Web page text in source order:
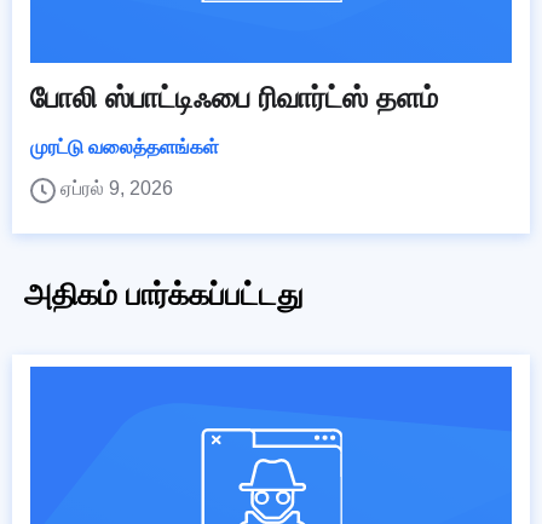
போலி ஸ்பாட்டிஃபை ரிவார்ட்ஸ் தளம்
முரட்டு வலைத்தளங்கள்
ஏப்ரல் 9, 2026
அதிகம் பார்க்கப்பட்டது